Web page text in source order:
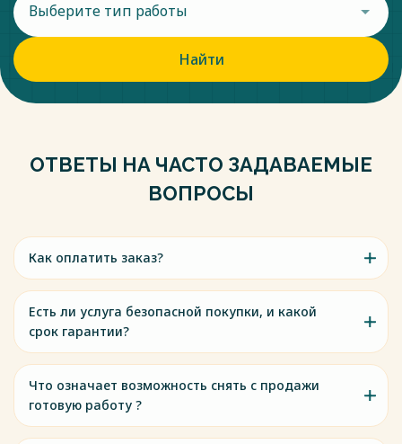
Выберите тип работы
Найти
ОТВЕТЫ НА ЧАСТО ЗАДАВАЕМЫЕ
ВОПРОСЫ
Как оплатить заказ?
Есть ли услуга безопасной покупки, и какой
срок гарантии?
Что означает возможность снять с продажи
готовую работу ?